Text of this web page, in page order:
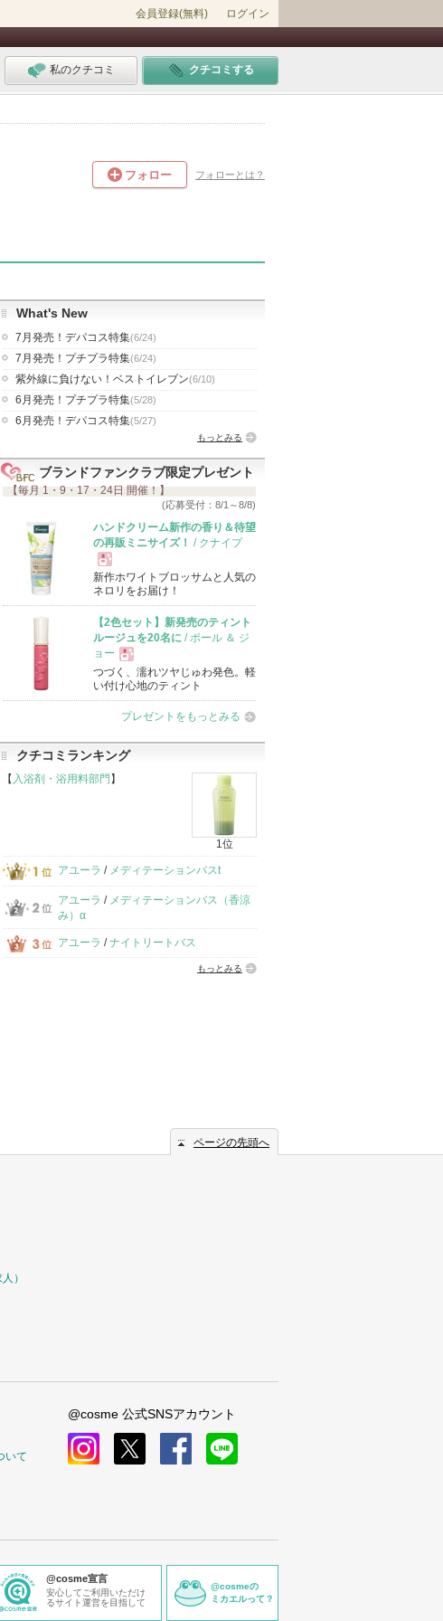
会員登録(無料) ログイン
私のクチコミ クチコミする
フォロー フォローとは？
What's New
7月発売！デパコス特集(6/24)
7月発売！プチプラ特集(6/24)
紫外線に負けない！ベストイレブン(6/10)
6月発売！プチプラ特集(5/28)
6月発売！デパコス特集(5/27)
もっとみる
ブランドファンクラブ限定プレゼント
【毎月 1・9・17・24日 開催！】
(応募受付：8/1～8/8)
ハンドクリーム新作の香り＆待望
の再販ミニサイズ！
/ クナイプ
現
品
新作ホワイトブロッサムと人気の
ネロリをお届け！
【2色セット】新発売のティント
ルージュを20名に / ポール ＆ ジ
ョー
現
品
つづく、濡れツヤじゅわ発色。軽
い付け心地のティント
プレゼントをもっとみる
クチコミランキング
【 入浴剤・浴用料部門】
1位
アユーラ / メディテーションバスt
アユーラ / メディテーションバス（香涼
み）α
アユーラ /ナイトリートバス
もっとみる
ページの先頭へ
）
いて
@cosme 公式SNSアカウント
@cosme宣言
安心してご利用いただけ
るサイト運営を目指して
@cosmeの
ミカエルって？